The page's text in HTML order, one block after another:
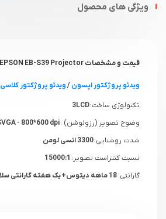
ویژگی های محصول
قیمت و مشخصات EPSON EB-S39 Projector
ویدئو پروژکتور اپسون/ویدئو پروژکتور کلاسی
تکنولوژی ساخت:3LCD
وضوح تصویر (رزولوشن) :
شدت روشنایی:3300 انسی لومن
نسبت کنتراست تصویر:
گارانتی: